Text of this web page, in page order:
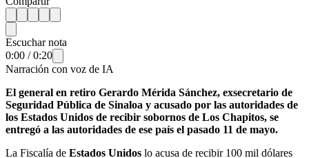
Escuchar nota
0:00 /0:20
Narración con voz de IA
El general en retiro Gerardo Mérida Sánchez, exsecretario de
Seguridad Pública de Sinaloa y acusado por las autoridades de
los Estados Unidos de recibir sobornos de Los Chapitos, se
entregó a las autoridades de ese país el pasado 11 de mayo.
La Fiscalía de Estados Unidos lo acusa de recibir 100 mil dólares